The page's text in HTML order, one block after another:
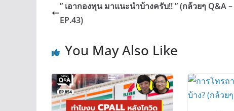
” เอากองทุน มาแนะนำบ้างครับ!! ” (กล้วยๆ Q&A –
EP.43)
You May Also Like